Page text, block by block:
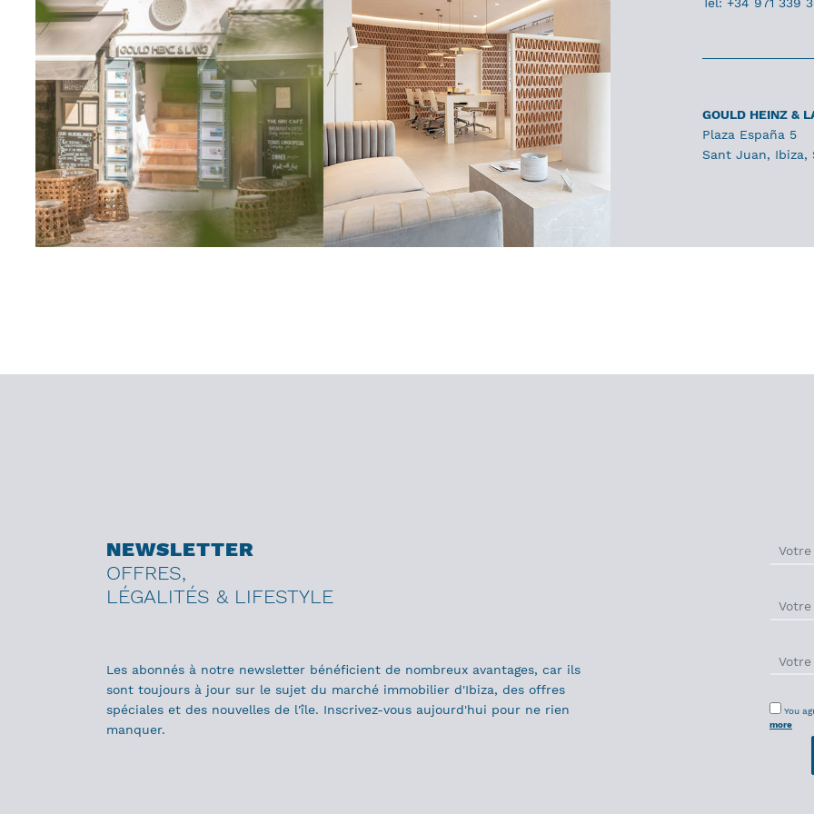
GOULD HEINZ &
Plaza España 5
Sant Juan, Ibiza,
NEWSLETTER
OFFRES,
LÉGALITÉS & LIFESTYLE
Les abonnés à notre newsletter bénéficient de nombreux avantages, car ils
sont toujours à jour sur le sujet du marché immobilier d'Ibiza, des offres
spéciales et des nouvelles de l'île. Inscrivez-vous aujourd'hui pour ne rien
manquer.
You
more